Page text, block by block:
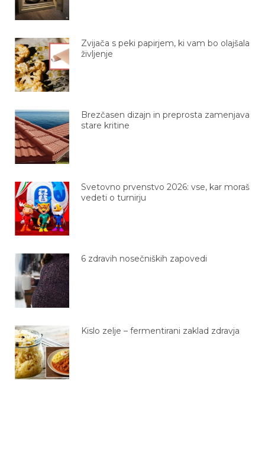
Zvijača s peki papirjem, ki vam bo olajšala
življenje
Brezčasen dizajn in preprosta zamenjava
stare kritine
Svetovno prvenstvo 2026: vse, kar moraš
vedeti o turnirju
6 zdravih nosečniških zapovedi
Kislo zelje – fermentirani zaklad zdravja